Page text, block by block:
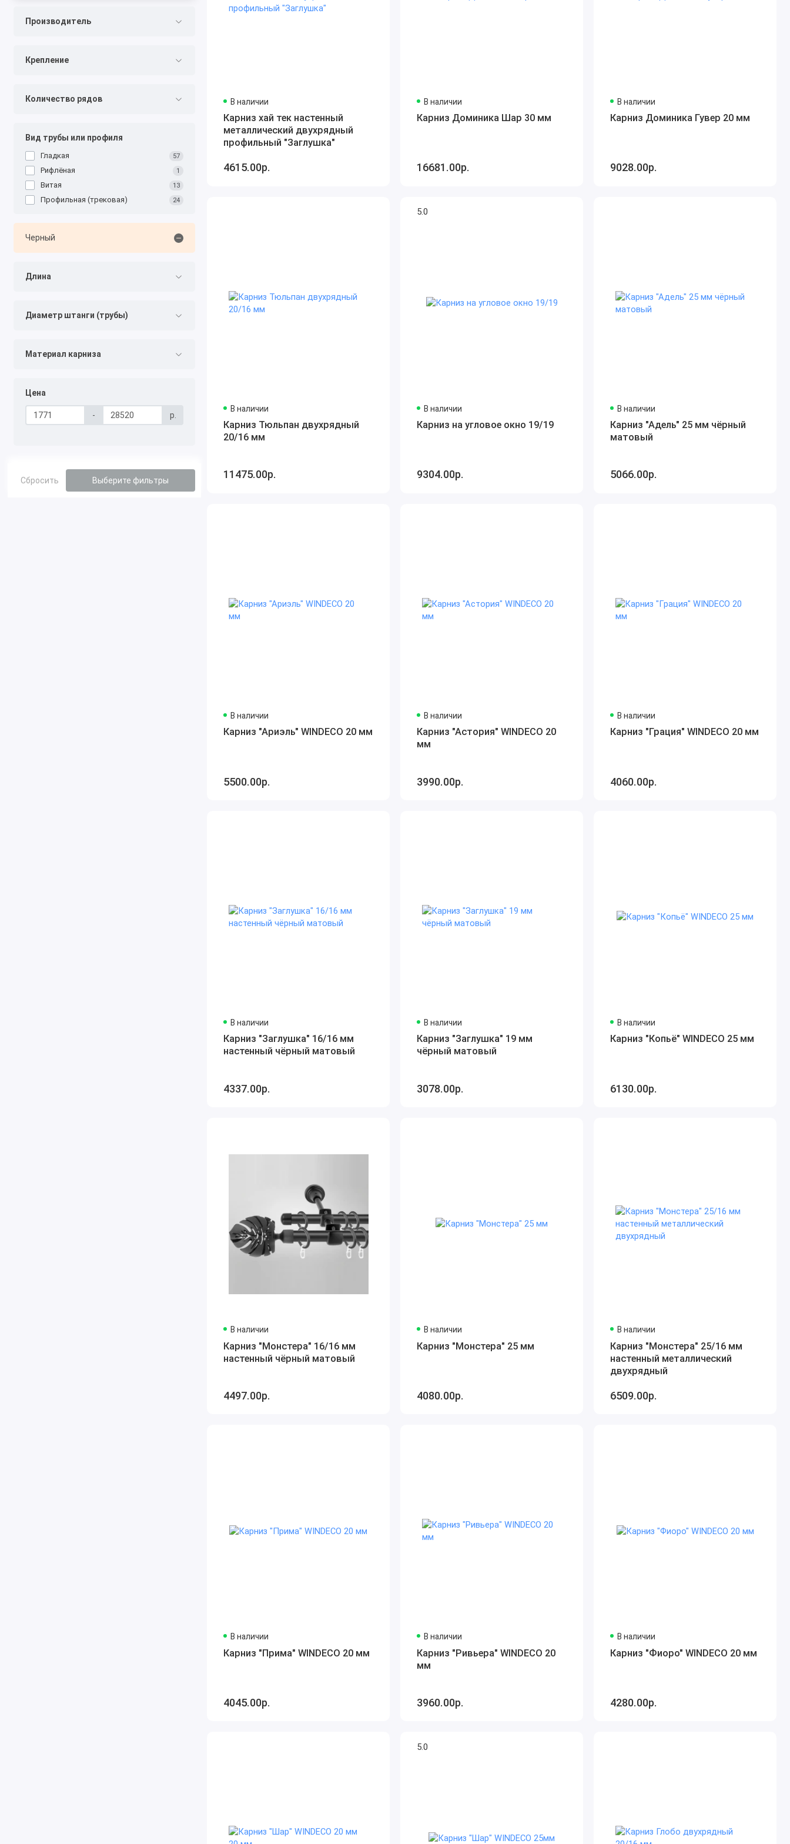
Производитель
Крепление
Количество рядов
Вид трубы или профиля
Гладкая 57
Рифлёная 1
Витая 13
Профильная (трековая) 24
Черный
Длина
Диаметр штанги (трубы)
Материал карниза
Цена
- р.
Сбросить Выберите фильтры
В наличии
Карниз хай тек настенный
металлический двухрядный
профильный "Заглушка"
4615.00р.
В наличии
Карниз Доминика Шар 30 мм
16681.00р.
В наличии
Карниз Доминика Гувер 20 мм
9028.00р.
В наличии
Карниз Тюльпан двухрядный
20/16 мм
11475.00р.
5.0
В наличии
Карниз на угловое окно 19/19
9304.00р.
В наличии
Карниз "Адель" 25 мм чёрный
матовый
5066.00р.
В наличии
Карниз "Ариэль" WINDECO 20 мм
5500.00р.
В наличии
Карниз "Астория" WINDECO 20
мм
3990.00р.
В наличии
Карниз "Грация" WINDECO 20 мм
4060.00р.
В наличии
Карниз "Заглушка" 16/16 мм
настенный чёрный матовый
4337.00р.
В наличии
Карниз "Заглушка" 19 мм
чёрный матовый
3078.00р.
В наличии
Карниз "Копьё" WINDECO 25 мм
6130.00р.
В наличии
Карниз "Монстера" 16/16 мм
настенный чёрный матовый
4497.00р.
В наличии
Карниз "Монстера" 25 мм
4080.00р.
В наличии
Карниз "Монстера" 25/16 мм
настенный металлический
двухрядный
6509.00р.
В наличии
Карниз "Прима" WINDECO 20 мм
4045.00р.
В наличии
Карниз "Ривьера" WINDECO 20
мм
3960.00р.
В наличии
Карниз "Фиоро" WINDECO 20 мм
4280.00р.
5.0